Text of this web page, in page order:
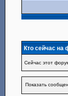
Кто сейчас на
Сейчас этот
Показать